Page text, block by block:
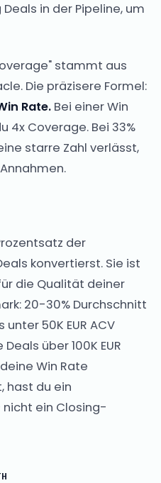
in der Pipeline, um
stammt aus
Die präzisere Formel:
Rate. Bei einer Win
4x Coverage. Bei 33%
starre Zahl verlässt,
der
konvertierst. Sie ist
die Qualität deiner
20-30% Durchschnitt
unter 50K EUR ACV
über 100K EUR
Win Rate
hast du ein
ein Closing-